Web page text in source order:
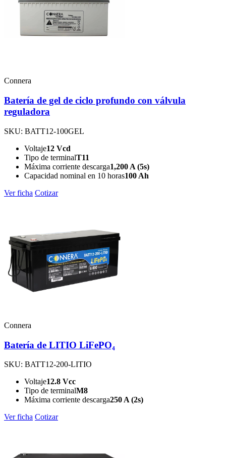
Connera
Batería de gel de ciclo profundo con válvula
reguladora
SKU: BATT12-100GEL
Voltaje12 Vcd
Tipo de terminalT11
Máxima corriente descarga1,200 A (5s)
Capacidad nominal en 10 horas100 Ah
Ver ficha Cotizar
Connera
Batería de LITIO LiFePO₄
SKU: BATT12-200-LITIO
Voltaje12.8 Vcc
Tipo de terminalM8
Máxima corriente descarga250 A (2s)
Ver ficha Cotizar